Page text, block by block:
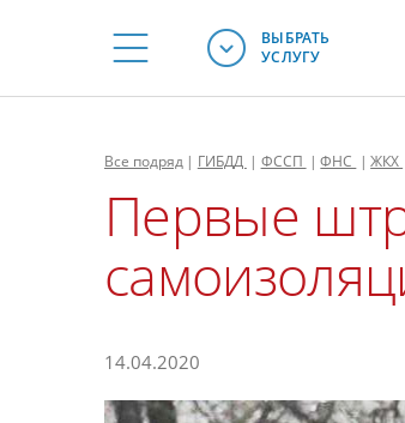
ВЫБРАТЬ
УСЛУГУ
Все подряд | ГИБДД | ФССП | ФНС | ЖКХ
Первые
14.04.2020